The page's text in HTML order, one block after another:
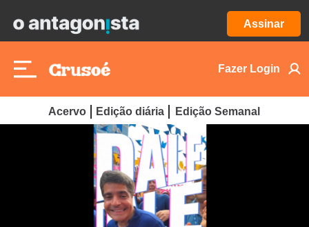
Assinar
Fazer Login
Acervo Edição diária Edição Semanal